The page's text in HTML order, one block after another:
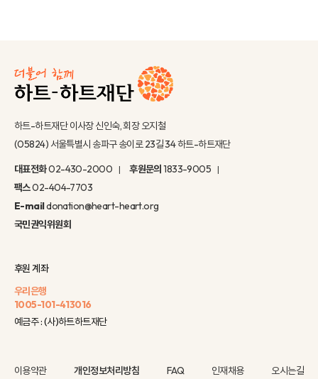
하트-하트재단 이사장 신인숙, 회장 오지철
(05824) 서울특별시 송파구 송이로 23길 34 하트-하트재단
대표전화02-430-2000 후원문의 1833-9005
팩스02-404-7703
E-maildonation@heart-heart.org
국민권익위원회
후원 계좌
우리은행
1005-101-413016
예금주 : (사)하트하트재단
이용약관 개인정보처리방침 FAQ 인재채용 오시는길